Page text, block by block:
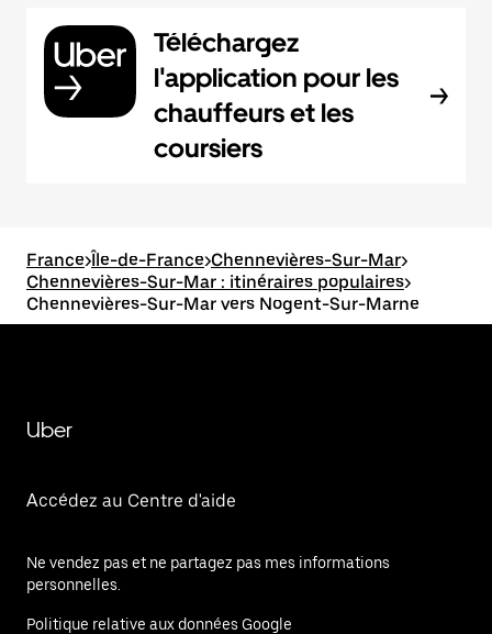
Téléchargez
l'application pour les
chauffeurs et les
coursiers
France>Île-de-France>Chennevières-Sur-Mar>
Chennevières-Sur-Mar : itinéraires populaires>
Chennevières-Sur-Mar vers Nogent-Sur-Marne
Uber
Accédez au Centre d'aide
Ne vendez pas et ne partagez pas mes informations
personnelles.
Politique relative aux données Google